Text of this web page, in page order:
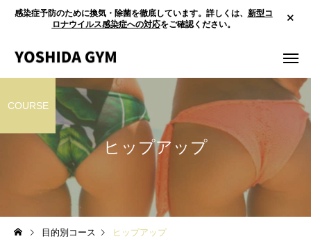
感染症予防のために換気・除菌を徹底しています。詳しくは、 新型コ
ロナウイルス感染症への対応をご確認ください。
ヒップアップ
COURSE
目的別コース ヒップアップ